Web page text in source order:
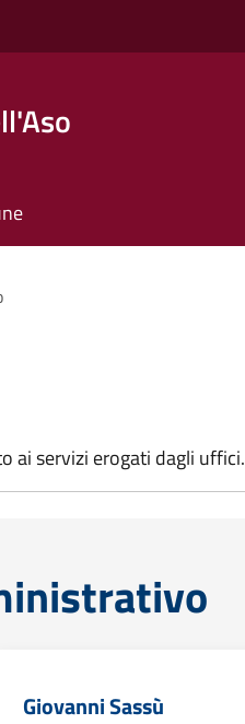
ai servizi erogati dagli uffici.
Giovanni Sassù